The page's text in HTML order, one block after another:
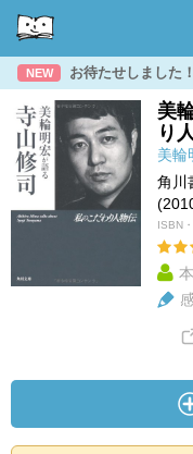
NEW お待たせしました
美
り
美輪
角川
ISBN